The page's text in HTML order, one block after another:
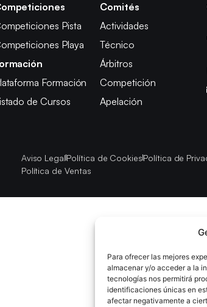
Para ofrecer las mejores
almacenar y/o acceder a la
tecnologías nos permitirá
identificaciones únicas en
afectar negativamente a
Pista
Playa
Formación
de Cursos
Comités
Actividades
Técnico
Árbitros
Competición
Apelación
Aviso LegalPolítica de CookiesPolítica de
Política de Ventas